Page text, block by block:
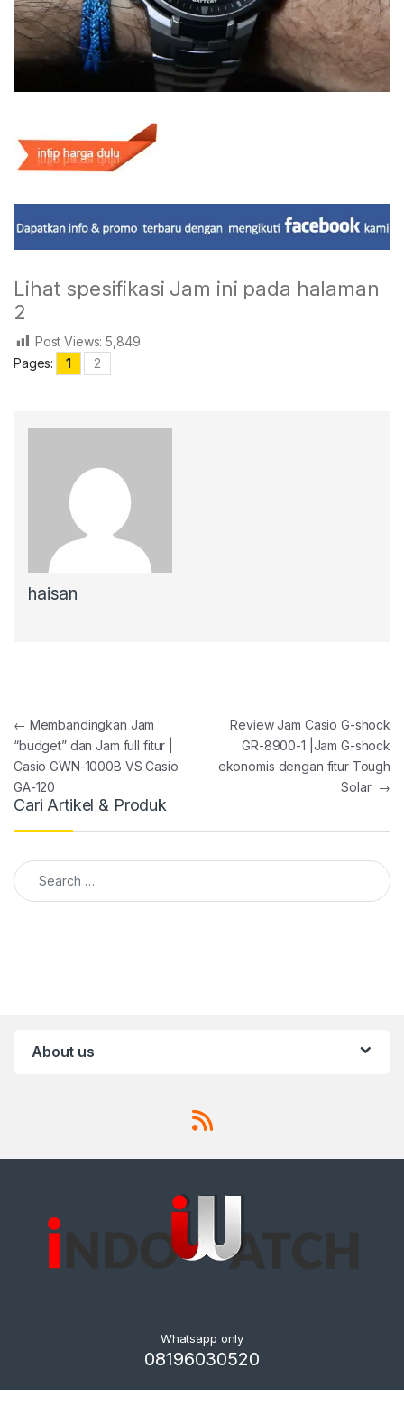
Lihat spesifikasi Jam ini pada halaman
2
Post Views: 5,849
Pages:
1 2
haisan
Post navigation
← Membandingkan Jam
“budget” dan Jam full fitur |
Casio GWN-1000B VS Casio
GA-120
Review Jam Casio G-shock
GR-8900-1 |Jam G-shock
ekonomis dengan fitur Tough
Solar →
Cari Artikel & Produk
Search for:
About us
Whatsapp only
08196030520